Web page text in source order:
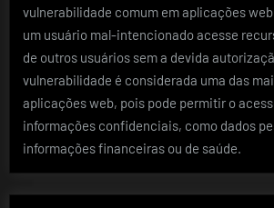
vulnerabilidade comum em aplicações
um usuário mal-intencionado acesse
de outros usuários sem a devida
vulnerabilidade é considerada uma das
aplicações web, pois pode permitir o
informações confidenciais, como dados
informações financeiras ou de saúde.